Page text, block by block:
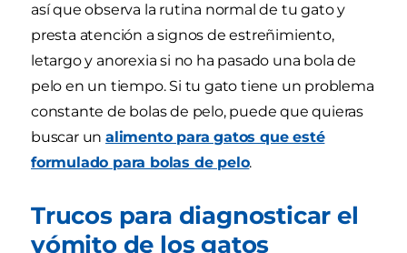
así que observa la rutina normal de tu gato y
presta atención a signos de estreñimiento,
letargo y anorexia si no ha pasado una bola de
pelo en un tiempo. Si tu gato tiene un problema
constante de bolas de pelo, puede que quieras
buscar unalimento para gatos que esté
formulado para bolas de pelo.
Trucos para diagnosticar el
vómito de los gatos